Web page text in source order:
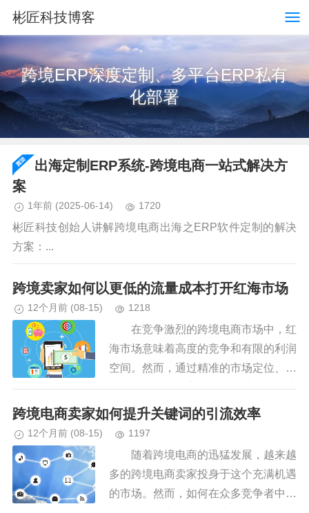
彬匠科技博客
跨境ERP深度定制、多平台ERP私有
化部署
出海定制ERP系统-跨境电商一站式解决方
案
1年前 (2025-06-14) 1720
彬匠科技创始人讲解跨境电商出海之ERP软件定制的解决
方案：...
跨境卖家如何以更低的流量成本打开红海市场
12个月前 (08-15) 1218
在竞争激烈的跨境电商市场中，红
海市场意味着高度的竞争和有限的利润
空间。然而，通过精准的市场定位、创
新的营销策略和高效的运营手段，跨境
卖家完全有可能以更低的流量成本打开
跨境电商卖家如何提升关键词的引流效率
12个月前 (08-15) 1197
随着跨境电商的迅猛发展，越来越
多的跨境电商卖家投身于这个充满机遇
的市场。然而，如何在众多竞争者中脱